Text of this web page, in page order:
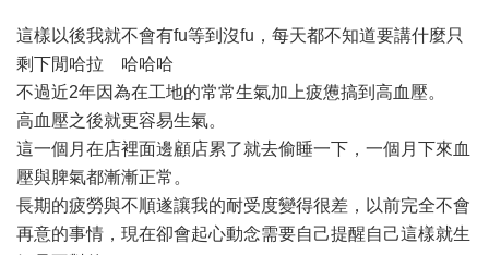
這樣以後我就不會有fu等到沒fu，每天都不知道要講什麼只
剩下閒哈拉 哈哈哈
不過近2年因為在工地的常常生氣加上疲憊搞到高血壓。
高血壓之後就更容易生氣。
這一個月在店裡面邊顧店累了就去偷睡一下，一個月下來血
壓與脾氣都漸漸正常。
長期的疲勞與不順遂讓我的耐受度變得很差，以前完全不會
再意的事情，現在卻會起心動念需要自己提醒自己這樣就生